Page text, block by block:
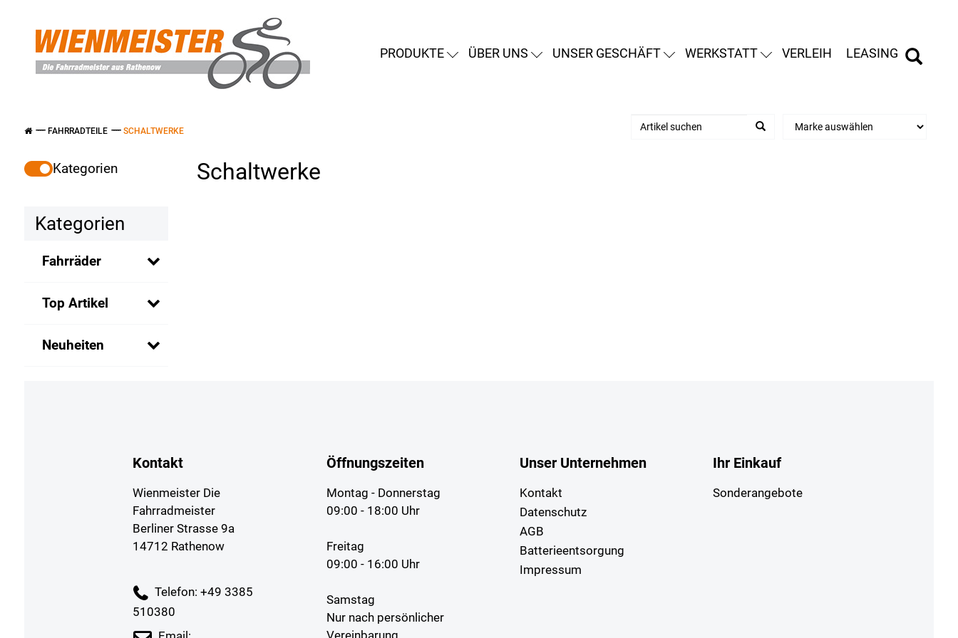
PRODUKTE ÜBER UNS UNSER GESCHÄFT WERKSTATT VERLEIH LEASING
FAHRRADTEILE SCHALTWERKE
Kategorien Schaltwerke
Kategorien
Fahrräder
Top Artikel
Neuheiten
Kontakt
Wienmeister Die
Fahrradmeister
Berliner Strasse 9a
14712 Rathenow
Telefon: +49 3385
510380
Öffnungszeiten
Montag - Donnerstag
09:00 - 18:00 Uhr
Freitag
09:00 - 16:00 Uhr
Samstag
Nur nach persönlicher
Vereinbarung
Unser Unternehmen
Kontakt
Datenschutz
AGB
Batterieentsorgung
Impressum
Ihr Einkauf
Sonderangebote